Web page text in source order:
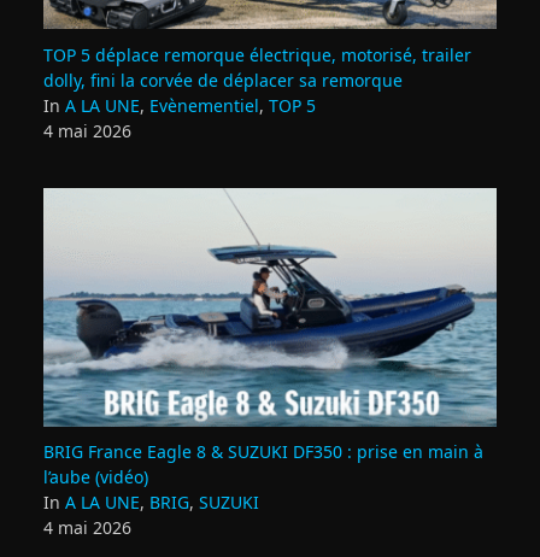
TOP 5 déplace remorque électrique, motorisé, trailer
dolly, fini la corvée de déplacer sa remorque
In A LA UNE, Evènementiel, TOP 5
4 mai 2026
BRIG France Eagle 8 & SUZUKI DF350 : prise en main à
l’aube (vidéo)
In A LA UNE, BRIG, SUZUKI
4 mai 2026